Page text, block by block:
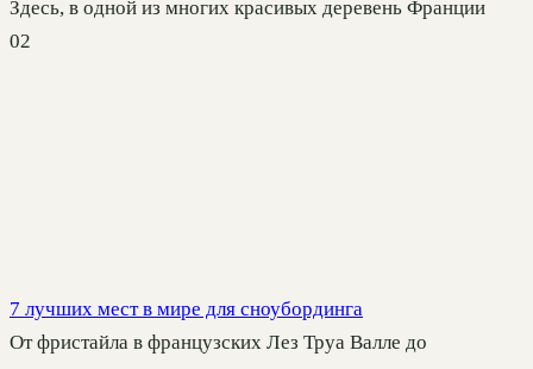
Здесь, в одной из многих красивых деревень Франции
02
7 лучших мест в мире для сноубординга
От фристайла в французских Лез Труа Валле до